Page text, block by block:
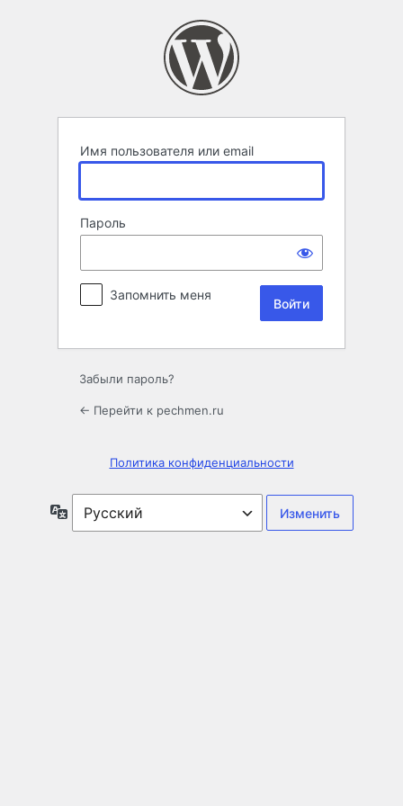
Имя пользователя или email
Пароль
Запомнить меня
Забыли пароль?
← Перейти к pechmen.ru
Политика конфиденциальности
Язык